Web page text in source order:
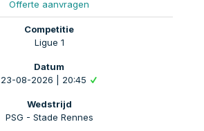
Offerte aanvragen
Ligue 1
23-08-2026 | 20:45
PSG - Stade Rennes